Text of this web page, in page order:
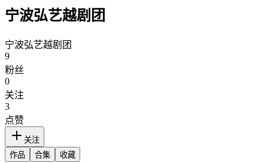
宁波弘艺越剧团
宁波弘艺越剧团
9
粉丝
0
关注
3
点赞
关注
作品
合集 收藏